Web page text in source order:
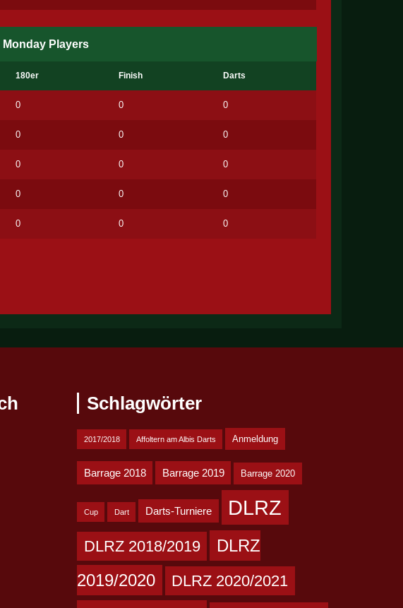
Monday Players
180er Finish Darts
0 0 0
0 0 0
0 0 0
0 0 0
0 0 0
Schlagwörter
2017/2018 Affoltern am Albis Darts Anmeldung
Barrage 2018 Barrage 2019 Barrage 2020
Cup Dart Darts-Turniere DLRZ
DLRZ 2018/2019
DLRZ
2019/2020
DLRZ 2020/2021